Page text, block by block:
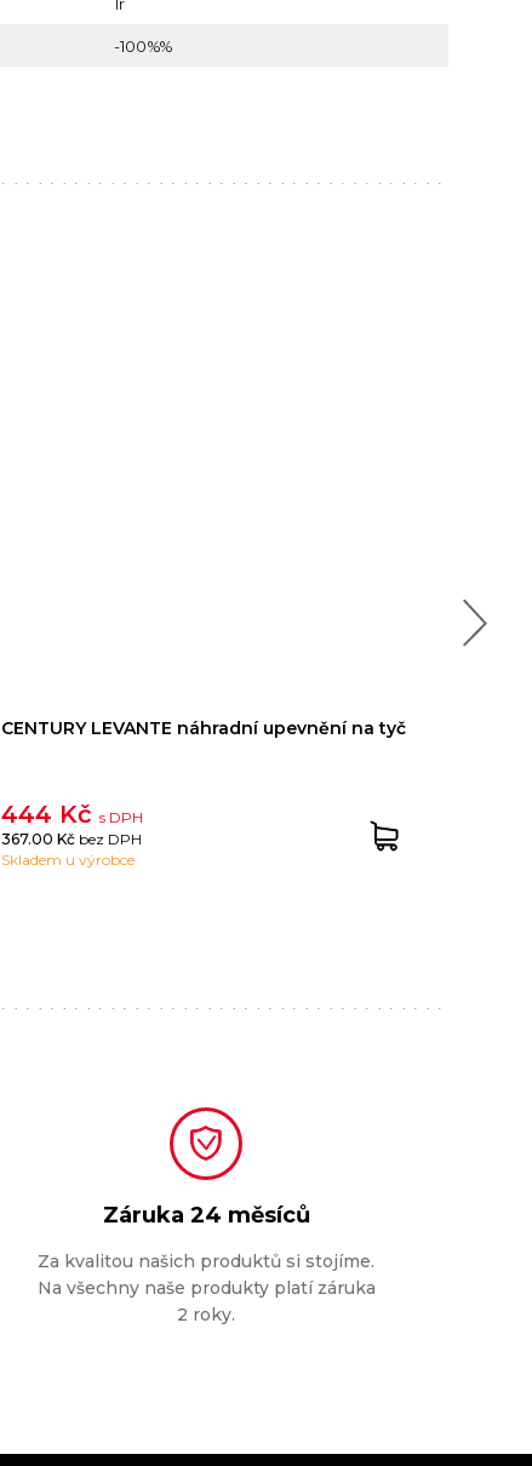
-100%%
CENTURY LEVANTE náhradní upevnění na tyč
444 Kčs DPH
367.00 Kč bez DPH
Skladem u výrobce
Záruka 24 měsíců
Za kvalitou našich produktů si stojíme.
Na všechny naše produkty platí záruka
2 roky.